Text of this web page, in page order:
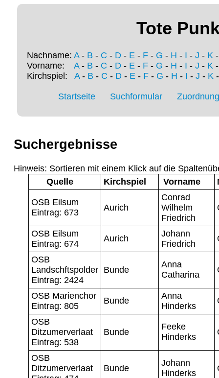
Tote
Nachname: A- B - C - D - E - F - G - H - I - J - K
Vorname: A- B - C - D - E - F - G - H - I - J - K
Kirchspiel: A- B - C - D- E- F- G - H - I - J - K
Startseite Suchformular
Suchergebnisse
Hinweis: Sortieren mit einem Klick auf die
Quelle
Kirchspiel Vorname
OSB Eilsum
Eintrag: 673
Aurich
Conrad
Wilhelm
Friedrich
OSB Eilsum
Eintrag: 674
Aurich
Johann
Friedrich
OSB
Landschftspolder
Eintrag: 2424
Bunde
Anna
Catharina
OSB Marienchor
Eintrag: 805
Bunde
Anna
Hinderks
OSB
Ditzumerverlaat
Eintrag: 538
Bunde
Feeke
Hinderks
OSB
Ditzumerverlaat
Bunde
Johann
Hinderks